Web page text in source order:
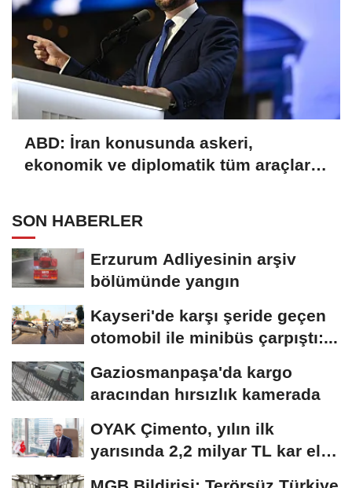
ABD: İran konusunda askeri,
ekonomik ve diplomatik tüm araçlar
SON HABERLER
Erzurum Adliyesinin arşiv
bölümünde yangın
Kayseri'de karşı şeride geçen
otomobil ile minibüs çarpıştı:...
Gaziosmanpaşa'da kargo
aracından hırsızlık kamerada
OYAK Çimento, yılın ilk
yarısında 2,2 milyar TL kar elde